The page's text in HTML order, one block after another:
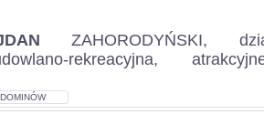
ZAHORODYŃSKI,
rekreacyjna,
DOMINÓW